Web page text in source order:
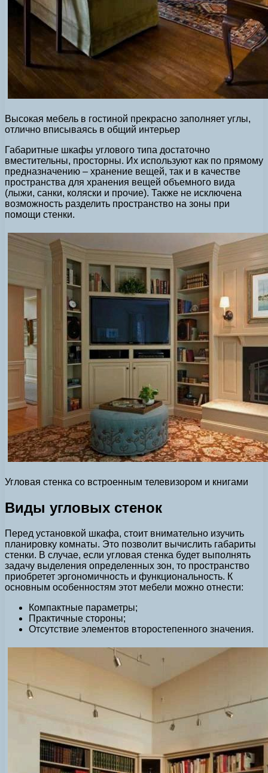
Высокая мебель в гостиной прекрасно заполняет углы,
отлично вписываясь в общий интерьер
Габаритные шкафы углового типа достаточно
вместительны, просторны. Их используют как по прямому
предназначению – хранение вещей, так и в качестве
пространства для хранения вещей объемного вида
(лыжи, санки, коляски и прочие). Также не исключена
возможность разделить пространство на зоны при
помощи стенки.
Угловая стенка со встроенным телевизором и книгами
Виды угловых стенок
Перед установкой шкафа, стоит внимательно изучить
планировку комнаты. Это позволит вычислить габариты
стенки. В случае, если угловая стенка будет выполнять
задачу выделения определенных зон, то пространство
приобретет эргономичность и функциональность. К
основным особенностям этот мебели можно отнести:
Компактные параметры;
Практичные стороны;
Отсутствие элементов второстепенного значения.